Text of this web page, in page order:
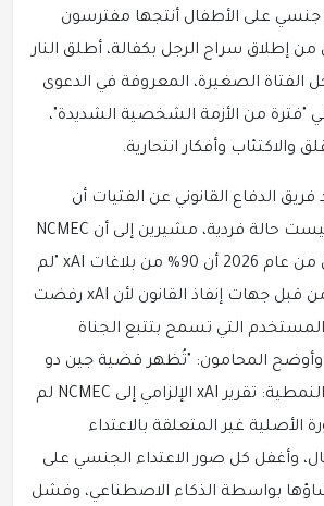
جنسي على الأطفال أنتجها مفترسون
إطلاق سراح الرجل بكفالة، أطلق النار
الفتاة الصغيرة، المعروفة في الدعوى
"جين دو 4"، في "فترة من الأزمة الشخصية الشديدة"،
والاكتئاب وأفكار انتحارية.
الدفاع القانوني عن الفتيات أن
قضية "جين دو 4" ليست حالة فردية، مشيرين إلى أن NCMEC
وجد في وقت سابق من عام 2026 أن 90% من بلاغات xAI "لم
تكن قابلة للتنفيذ من قبل جهات إنفاذ القانون لأن xAI رفضت
التي تسمح بتتبع الجناة
وأوضح المحامون: "تُظهر قضية جين دو
4 كيف سارت هذه النمطية: تقرير xAI الإلزامي إلى NCMEC لم
غير المتعلقة بالاعتداء
وأغفل كل صور الاعتداء الجنسي على
بواسطة الذكاء الاصطناعي، وفشل